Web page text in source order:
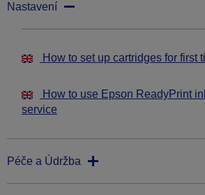
Nastavení
How to set up cartridges for first
How to use Epson ReadyPrint
service
Péče a Údržba